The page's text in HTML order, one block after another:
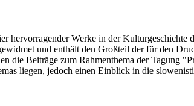
hervorragender Werke in der
und enthält den Großteil der für den
Beiträge zum Rahmenthema der Tagung
liegen, jedoch einen Einblick in die